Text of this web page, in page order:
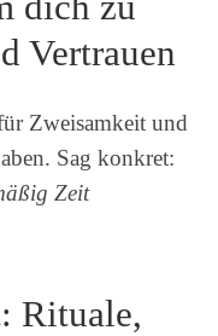
Vertrauen
Zweisamkeit und
Sag konkret:
Zeit
Rituale,